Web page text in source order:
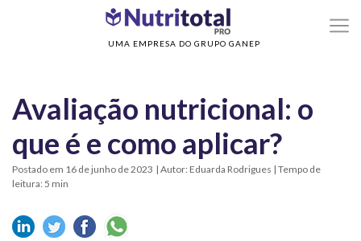
UMA EMPRESA DO GRUPO GANEP
Sem categoria> Avaliação nutricional: o que é e como aplicar?
Avaliação nutricional: o
que é e como aplicar?
Postado em 16 de junho de 2023 | Autor: Eduarda Rodrigues | Tempo de
leitura: 5 min